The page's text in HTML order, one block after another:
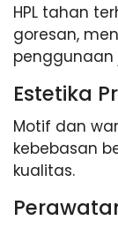
HPL tahan
goresan,
penggunaan
Estetika
Motif dan
kebebasan
kualitas.